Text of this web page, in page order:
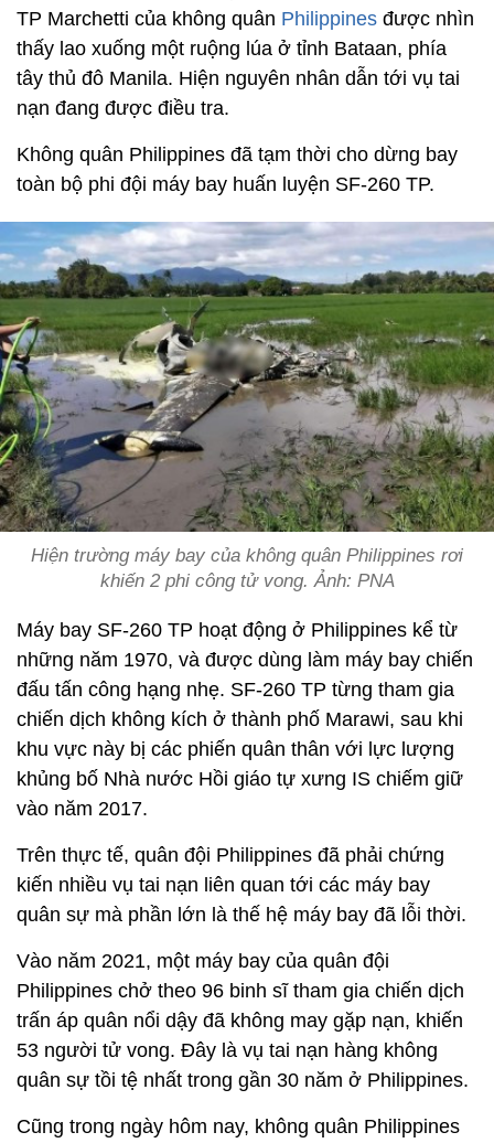
TP Marchetti của không quân Philippines được nhìn
thấy lao xuống một ruộng lúa ở tỉnh Bataan, phía
tây thủ đô Manila. Hiện nguyên nhân dẫn tới vụ tai
nạn đang được điều tra.
Không quân Philippines đã tạm thời cho dừng bay
toàn bộ phi đội máy bay huấn luyện SF-260 TP.
Hiện trường máy bay của không quân Philippines rơi
khiến 2 phi công tử vong. Ảnh: PNA
Máy bay SF-260 TP hoạt động ở Philippines kể từ
những năm 1970, và được dùng làm máy bay chiến
đấu tấn công hạng nhẹ. SF-260 TP từng tham gia
chiến dịch không kích ở thành phố Marawi, sau khi
khu vực này bị các phiến quân thân với lực lượng
khủng bố Nhà nước Hồi giáo tự xưng IS chiếm giữ
vào năm 2017.
Trên thực tế, quân đội Philippines đã phải chứng
kiến nhiều vụ tai nạn liên quan tới các máy bay
quân sự mà phần lớn là thế hệ máy bay đã lỗi thời.
Vào năm 2021, một máy bay của quân đội
Philippines chở theo 96 binh sĩ tham gia chiến dịch
trấn áp quân nổi dậy đã không may gặp nạn, khiến
53 người tử vong. Đây là vụ tai nạn hàng không
quân sự tồi tệ nhất trong gần 30 năm ở Philippines.
Cũng trong ngày hôm nay, không quân Philippines